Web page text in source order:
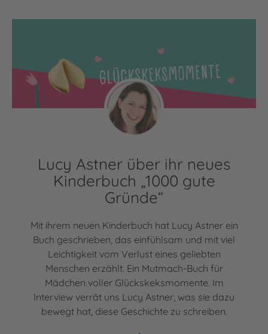
Lucy Astner über ihr neues
Kinderbuch „1000 gute
Gründe“
Mit ihrem neuen Kinderbuch hat Lucy Astner ein
Buch geschrieben, das einfühlsam und mit viel
Leichtigkeit vom Verlust eines geliebten
Menschen erzählt. Ein Mutmach-Buch für
Mädchen voller Glückskeksmomente. Im
Interview verrät uns Lucy Astner, was sie dazu
bewegt hat, diese Geschichte zu schreiben.